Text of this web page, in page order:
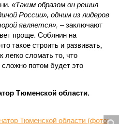
«Таким образом он решил
России», одним из лидеров
является», – заключают
проще. Собянин на
такое строить и развивать,
легко сломать то, что
потом будет это
Тюменской области.